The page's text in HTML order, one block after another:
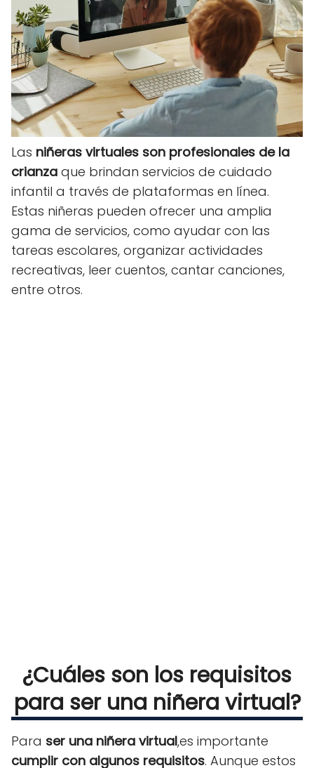
Las niñeras virtuales son profesionales de la
crianza que brindan servicios de cuidado
infantil a través de plataformas en línea.
Estas niñeras pueden ofrecer una amplia
gama de servicios, como ayudar con las
tareas escolares, organizar actividades
recreativas, leer cuentos, cantar canciones,
entre otros.
¿Cuáles son los requisitos
para ser una niñera virtual?
Para ser una niñera virtual,es importante
cumplir con algunos requisitos. Aunque estos